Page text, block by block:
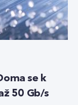
se k
50 Gb/s